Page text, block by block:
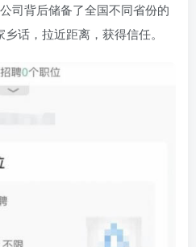
司背后储备了全国不同省份的
话，拉近距离，获得信任。